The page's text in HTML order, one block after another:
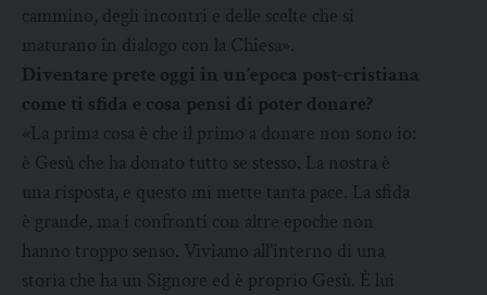
cammino, degli incontri e delle scelte che si
maturano in dialogo con la Chiesa».
Diventare prete oggi in un’epoca post-cristiana
come ti sfida e cosa pensi di poter donare?
«La prima cosa è che il primo a donare non sono io:
è Gesù che ha donato tutto se stesso. La nostra è
una risposta, e questo mi mette tanta pace. La sfida
è grande, ma i confronti con altre epoche non
hanno troppo senso. Viviamo all’interno di una
storia che ha un Signore ed è proprio Gesù. È lui